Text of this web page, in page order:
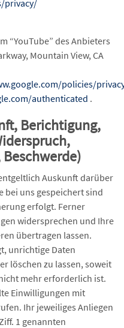
privacy/
“YouTube” des Anbieters
Mountain View, CA
policies/
authenticated .
Berichtigung,
Auskunft darüber
bei uns gespeichert sind
erfolgt. Ferner
widersprechen und Ihre
übertragen lassen.
unrichtige Daten
löschen zu lassen, soweit
mehr erforderlich ist.
Einwilligungen mit
Ihr jeweiliges Anliegen
1 genannten